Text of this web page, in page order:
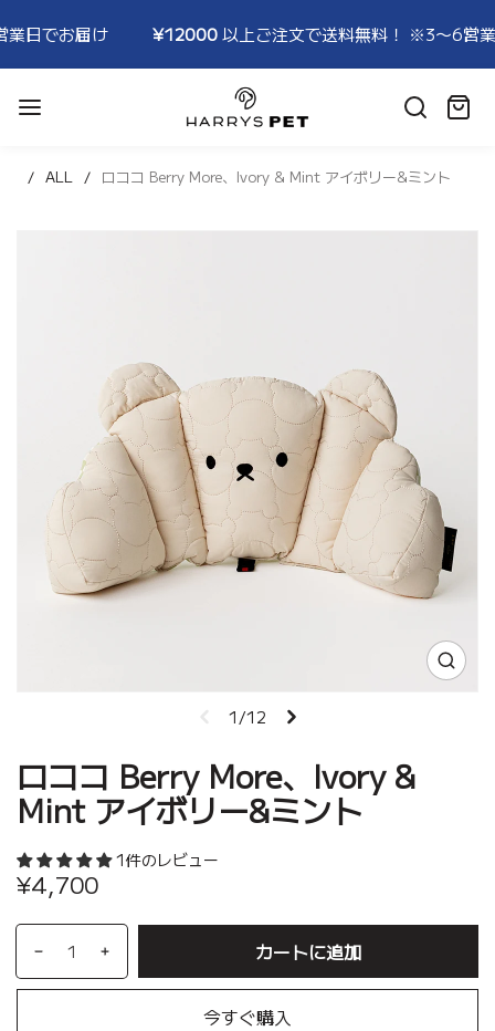
¥12000以上ご注文で送料無料！ ※3〜6営業日でお届け
HARRYSPET
カ
ALL ロココ Berry More、Ivory & Mint アイボリー&ミント
1/12
ロココ Berry More、Ivory &
Mint アイボリー&ミント
1件のレビュー
¥4,700
カートに追加
今すぐ購入